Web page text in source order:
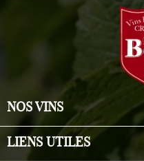
NOS VINS
LIENS UTILES